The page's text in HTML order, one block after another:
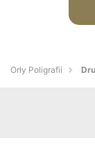
Orły Poligrafii